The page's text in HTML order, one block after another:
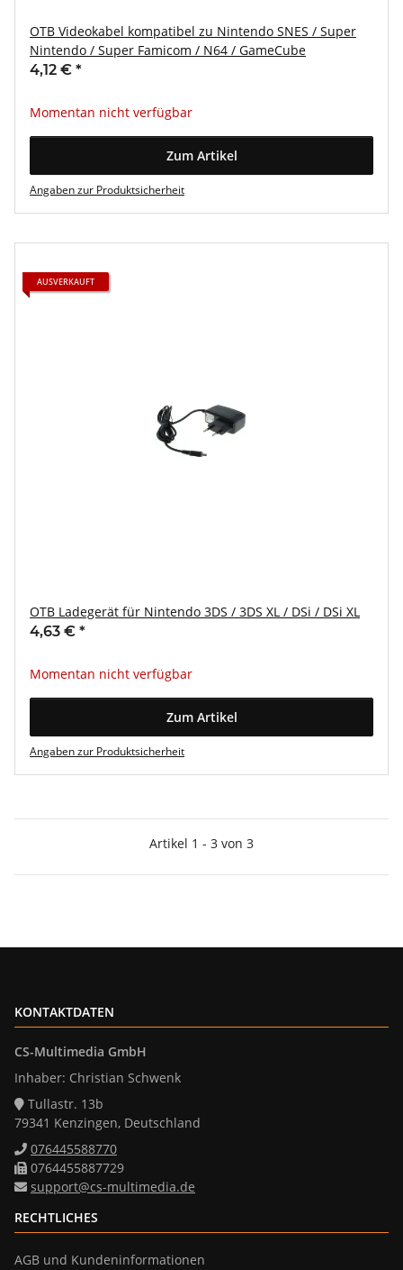
OTB Videokabel kompatibel zu Nintendo SNES / Super
Nintendo / Super Famicom / N64 / GameCube
4,12 € *
Momentan nicht verfügbar
Zum Artikel
Angaben zur Produktsicherheit
AUSVERKAUFT
OTB Ladegerät für Nintendo 3DS / 3DS XL / DSi / DSi XL
4,63 € *
Momentan nicht verfügbar
Zum Artikel
Angaben zur Produktsicherheit
Artikel 1 - 3 von 3
KONTAKTDATEN
CS-Multimedia GmbH
Inhaber: Christian Schwenk
Tullastr. 13b
79341 Kenzingen, Deutschland
076445588770
0764455887729
support@cs-multimedia.de
RECHTLICHES
AGB und Kundeninformationen